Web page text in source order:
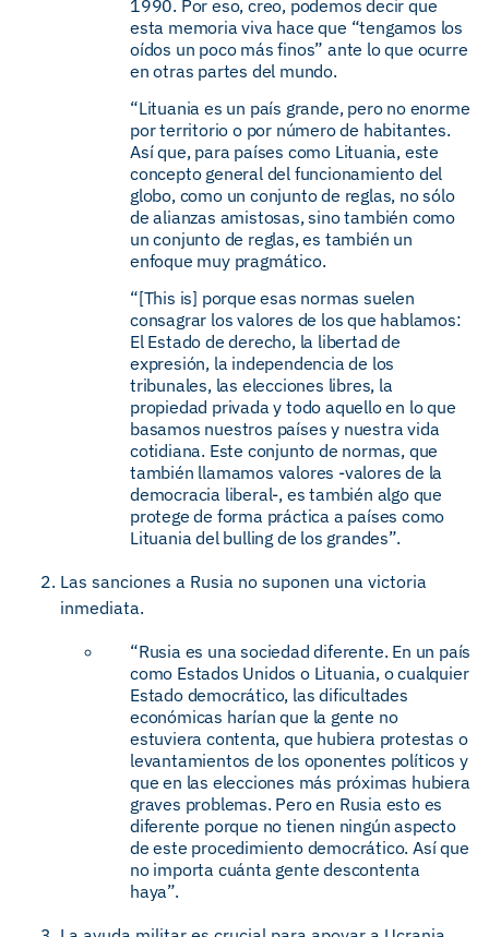
1990. Por eso, creo, podemos decir que
esta memoria viva hace que “tengamos los
oídos un poco más finos” ante lo que ocurre
en otras partes del mundo.
“Lituania es un país grande, pero no enorme
por territorio o por número de habitantes.
Así que, para países como Lituania, este
concepto general del funcionamiento del
globo, como un conjunto de reglas, no sólo
de alianzas amistosas, sino también como
un conjunto de reglas, es también un
enfoque muy pragmático.
“[This is] porque esas normas suelen
consagrar los valores de los que hablamos:
El Estado de derecho, la libertad de
expresión, la independencia de los
tribunales, las elecciones libres, la
propiedad privada y todo aquello en lo que
basamos nuestros países y nuestra vida
cotidiana. Este conjunto de normas, que
también llamamos valores -valores de la
democracia liberal-, es también algo que
protege de forma práctica a países como
Lituania del bulling de los grandes”.
Las sanciones a Rusia no suponen una victoria
inmediata.
“Rusia es una sociedad diferente. En un país
como Estados Unidos o Lituania, o cualquier
Estado democrático, las dificultades
económicas harían que la gente no
estuviera contenta, que hubiera protestas o
levantamientos de los oponentes políticos y
que en las elecciones más próximas hubiera
graves problemas. Pero en Rusia esto es
diferente porque no tienen ningún aspecto
de este procedimiento democrático. Así que
no importa cuánta gente descontenta
haya”.